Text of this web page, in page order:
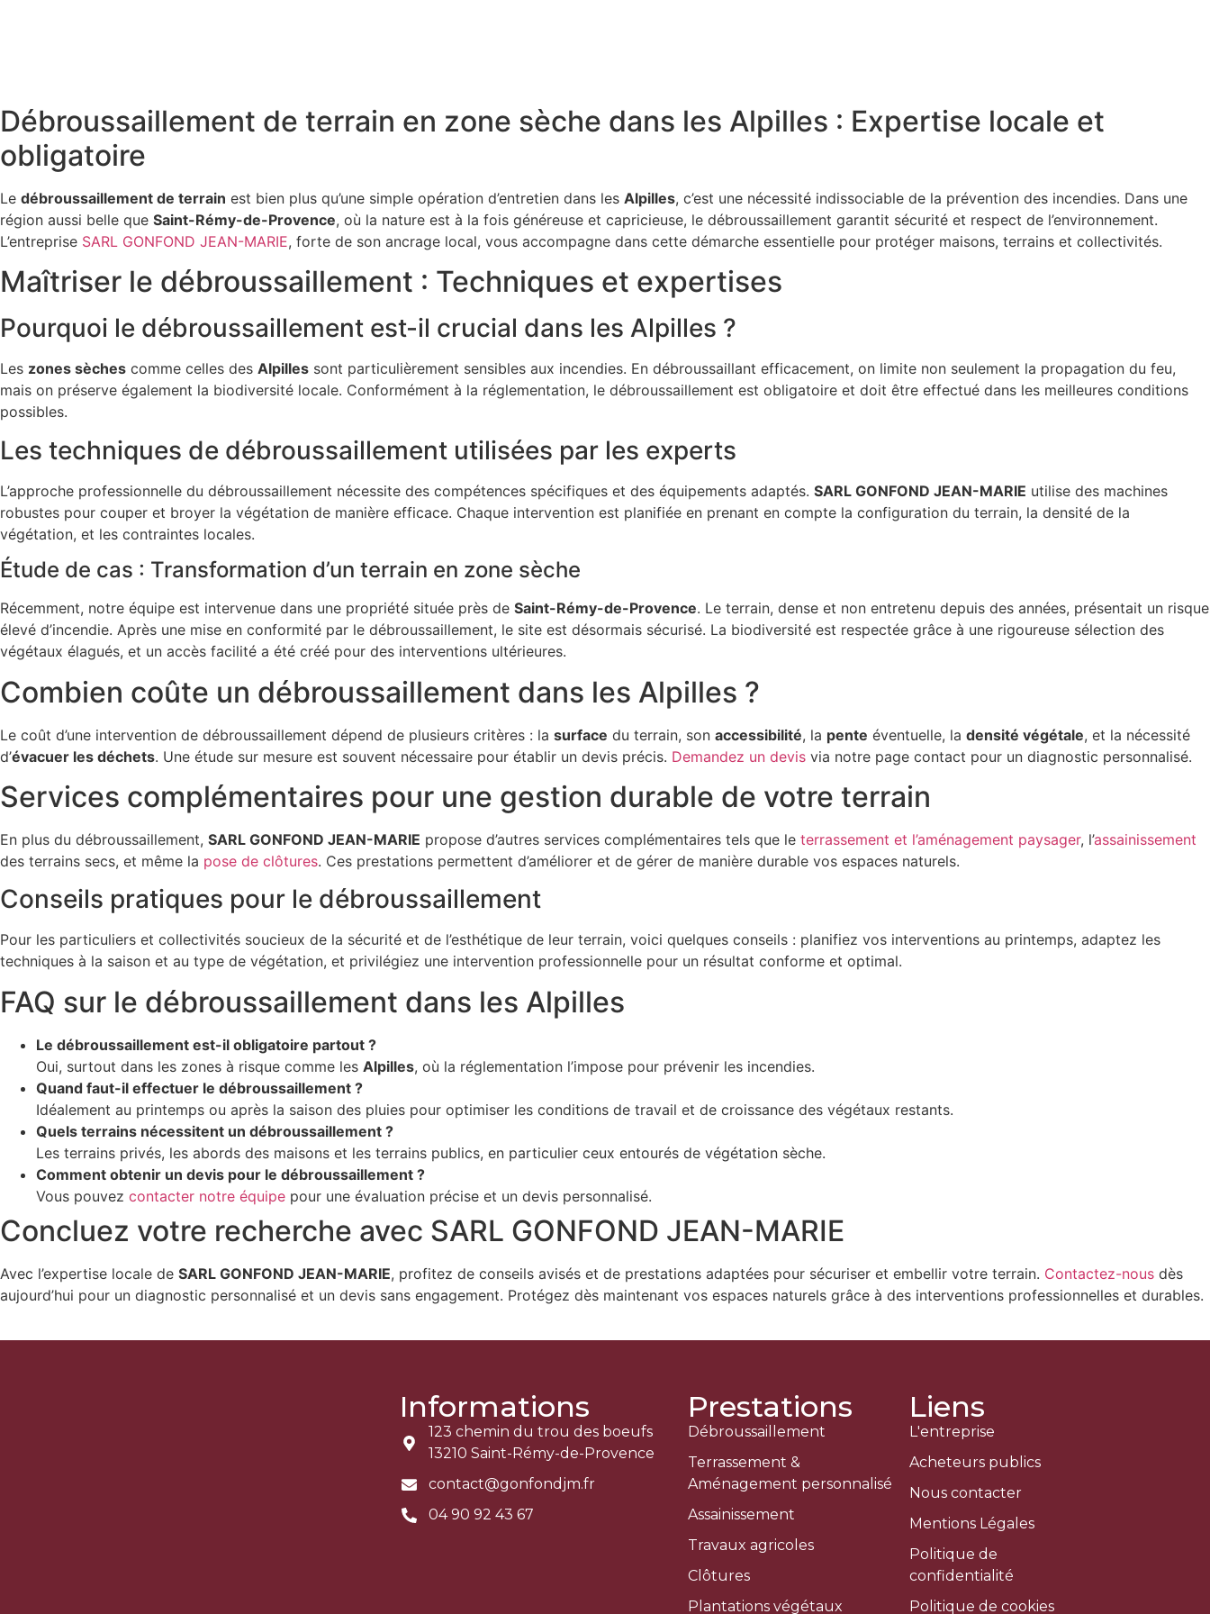
Débroussaillement de terrain en zone sèche dans les Alpilles : Expertise locale et
obligatoire
Le débroussaillement de terrain est bien plus qu’une simple opération d’entretien dans les Alpilles, c’est une nécessité indissociable de la prévention des incendies. Dans une
région aussi belle que Saint-Rémy-de-Provence, où la nature est à la fois généreuse et capricieuse, le débroussaillement garantit sécurité et respect de l’environnement.
L’entreprise SARL GONFOND JEAN-MARIE, forte de son ancrage local, vous accompagne dans cette démarche essentielle pour protéger maisons, terrains et collectivités.
Maîtriser le débroussaillement : Techniques et expertises
Pourquoi le débroussaillement est-il crucial dans les Alpilles ?
Les zones sèches comme celles des Alpilles sont particulièrement sensibles aux incendies. En débroussaillant efficacement, on limite non seulement la propagation du feu,
mais on préserve également la biodiversité locale. Conformément à la réglementation, le débroussaillement est obligatoire et doit être effectué dans les meilleures conditions
possibles.
Les techniques de débroussaillement utilisées par les experts
L’approche professionnelle du débroussaillement nécessite des compétences spécifiques et des équipements adaptés. SARL GONFOND JEAN-MARIE utilise des machines
robustes pour couper et broyer la végétation de manière efficace. Chaque intervention est planifiée en prenant en compte la configuration du terrain, la densité de la
végétation, et les contraintes locales.
Étude de cas : Transformation d’un terrain en zone sèche
Récemment, notre équipe est intervenue dans une propriété située près de Saint-Rémy-de-Provence. Le terrain, dense et non entretenu depuis des années, présentait un risque
élevé d’incendie. Après une mise en conformité par le débroussaillement, le site est désormais sécurisé. La biodiversité est respectée grâce à une rigoureuse sélection des
végétaux élagués, et un accès facilité a été créé pour des interventions ultérieures.
Combien coûte un débroussaillement dans les Alpilles ?
Le coût d’une intervention de débroussaillement dépend de plusieurs critères : la surface du terrain, son accessibilité, la pente éventuelle, la densité végétale, et la nécessité
d’évacuer les déchets. Une étude sur mesure est souvent nécessaire pour établir un devis précis. Demandez un devis via notre page contact pour un diagnostic personnalisé.
Services complémentaires pour une gestion durable de votre terrain
En plus du débroussaillement, SARL GONFOND JEAN-MARIE propose d’autres services complémentaires tels que le terrassement et l’aménagement paysager, l’assainissement
des terrains secs, et même la pose de clôtures. Ces prestations permettent d’améliorer et de gérer de manière durable vos espaces naturels.
Conseils pratiques pour le débroussaillement
Pour les particuliers et collectivités soucieux de la sécurité et de l’esthétique de leur terrain, voici quelques conseils : planifiez vos interventions au printemps, adaptez les
techniques à la saison et au type de végétation, et privilégiez une intervention professionnelle pour un résultat conforme et optimal.
FAQ sur le débroussaillement dans les Alpilles
Le débroussaillement est-il obligatoire partout ?
Oui, surtout dans les zones à risque comme les Alpilles, où la réglementation l’impose pour prévenir les incendies.
Quand faut-il effectuer le débroussaillement ?
Idéalement au printemps ou après la saison des pluies pour optimiser les conditions de travail et de croissance des végétaux restants.
Quels terrains nécessitent un débroussaillement ?
Les terrains privés, les abords des maisons et les terrains publics, en particulier ceux entourés de végétation sèche.
Comment obtenir un devis pour le débroussaillement ?
Vous pouvez contacter notre équipe pour une évaluation précise et un devis personnalisé.
Concluez votre recherche avec SARL GONFOND JEAN-MARIE
Avec l’expertise locale de SARL GONFOND JEAN-MARIE, profitez de conseils avisés et de prestations adaptées pour sécuriser et embellir votre terrain. Contactez-nous dès
aujourd’hui pour un diagnostic personnalisé et un devis sans engagement. Protégez dès maintenant vos espaces naturels grâce à des interventions professionnelles et durables.
Informations
123 chemin du trou des boeufs
13210 Saint-Rémy-de-Provence
contact@gonfondjm.fr
04 90 92 43 67
Prestations
Débroussaillement
Terrassement &
Aménagement personnalisé
Assainissement
Travaux agricoles
Clôtures
Plantations végétaux
Liens
L'entreprise
Acheteurs publics
Nous contacter
Mentions Légales
Politique de
confidentialité
Politique de cookies